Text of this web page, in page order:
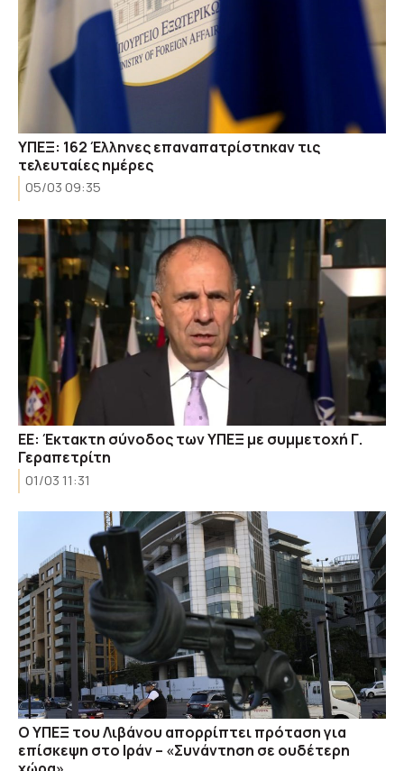
ΥΠΕΞ: 162 Έλληνες επαναπατρίστηκαν τις
τελευταίες ημέρες
05/03 09:35
ΕΕ: Έκτακτη σύνοδος των ΥΠΕΞ με συμμετοχή Γ.
Γεραπετρίτη
01/03 11:31
Ο ΥΠΕΞ του Λιβάνου απορρίπτει πρόταση για
επίσκεψη στο Ιράν – «Συνάντηση σε ουδέτερη